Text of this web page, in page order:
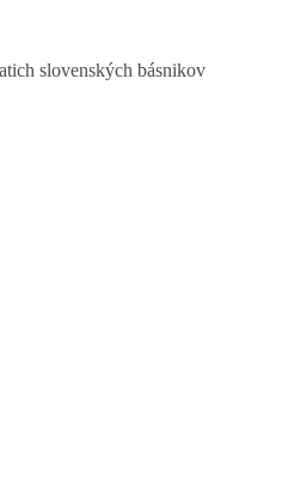
slovenských básnikov